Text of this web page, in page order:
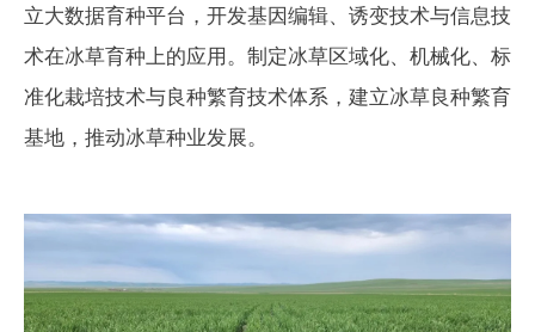
立大数据育种平台，开发基因编辑、诱变技术与信息技
术在冰草育种上的应用。制定冰草区域化、机械化、标
准化栽培技术与良种繁育技术体系，建立冰草良种繁育
基地，推动冰草种业发展。